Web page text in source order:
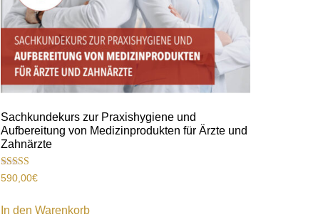
Sachkundekurs zur Praxishygiene und
Aufbereitung von Medizinprodukten für Ärzte und
Zahnärzte
Bewertet
mit
von 5
590,00€
In den Warenkorb